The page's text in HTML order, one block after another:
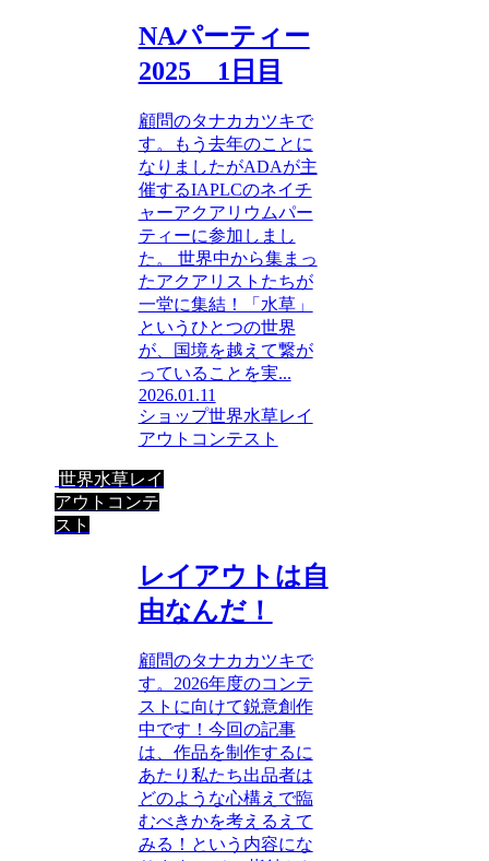
NAパーティー
2025 1日目
顧問のタナカカツキで
す。もう去年のことに
なりましたがADAが主
催するIAPLCのネイチ
ャーアクアリウムパー
ティーに参加しまし
た。 世界中から集まっ
たアクアリストたちが
一堂に集結！「水草」
というひとつの世界
が、国境を越えて繋が
っていることを実...
2026.01.11
ショップ世界水草レイ
アウトコンテスト
世界水草レイ
アウトコンテ
スト
レイアウトは自
由なんだ！
顧問のタナカカツキで
す。2026年度のコンテ
ストに向けて鋭意創作
中です！今回の記事
は、作品を制作するに
あたり私たち出品者は
どのような心構えで臨
むべきかを考えるえて
みる！という内容にな